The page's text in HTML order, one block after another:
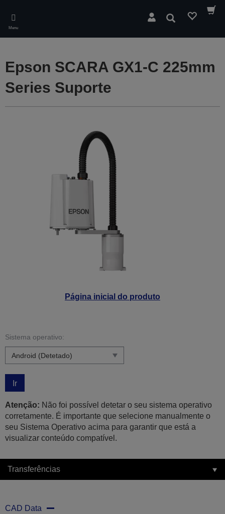
main
content
Menu
Pesquisar
Página inicial do produto
Epson SCARA GX1-C 225mm
Series Suporte
Sistema operativo:
Ir
Atenção: Não foi possível detetar o seu sistema operativo
corretamente. É importante que selecione manualmente o
seu Sistema Operativo acima para garantir que está a
visualizar conteúdo compatível.
Transferências
CAD Data